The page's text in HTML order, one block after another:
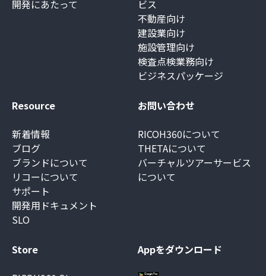
開発にあたって
ビス
不動産向け
建設業向け
施設管理向け
検査点検業務向け
ビジネスパッケージ
Resource
新着情報
ブログ
ブランドについて
リコーについて
サポート
開発用ドキュメント
SLO
お問い合わせ
RICOH360について
THETAについて
バーチャルツアーサービス
について
Store
Appをダウンロード